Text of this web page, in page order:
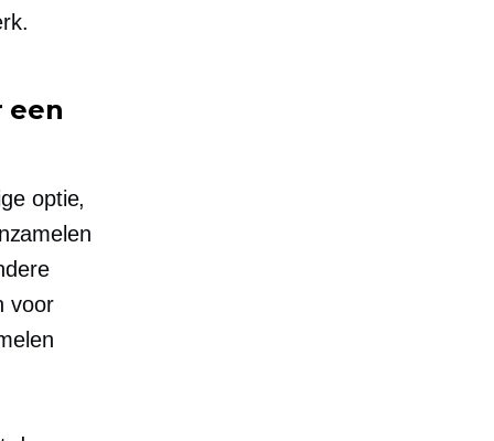
een
optie,
voor